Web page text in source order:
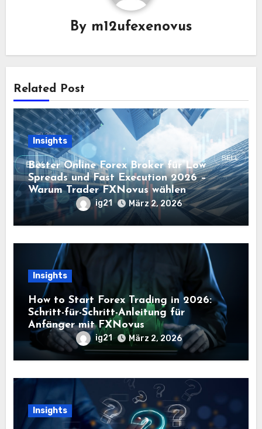
By m12ufexenovus
Related Post
Insights
Bester Online Forex Broker für Low
Spreads und Fast Execution 2026 –
Warum Trader FXNovus wählen
ig21 März 2, 2026
Insights
How to Start Forex Trading in 2026:
Schritt-für-Schritt-Anleitung für
Anfänger mit FXNovus
ig21 März 2, 2026
Insights